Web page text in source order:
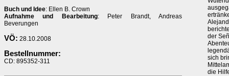
Buch und Idee: Ellen B. Crown
Aufnahme und Bearbeitung: Peter Brandt, Andreas
Beverungen
VÖ: 28.10.2008
Bestellnummer:
CD: 895352-311
der
sich
die